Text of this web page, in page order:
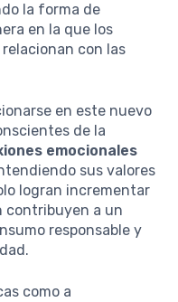
la forma de
en la que los
con las
en este nuevo
de la
emocionales
sus valores
logran incrementar
contribuyen a un
responsable y
como a